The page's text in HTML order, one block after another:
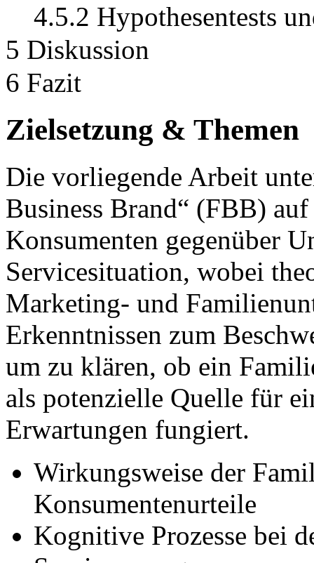
4.5.2 Hypothesentests
5 Diskussion
6 Fazit
Zielsetzung & Themen
Die vorliegende Arbeit
Business Brand“ (FBB)
Konsumenten gegenüber
Servicesituation, wobei
Marketing- und
Erkenntnissen zum
um zu klären, ob ein
als potenzielle Quelle für
Erwartungen fungiert.
Wirkungsweise der
Konsumentenurteile
Kognitive Prozesse bei